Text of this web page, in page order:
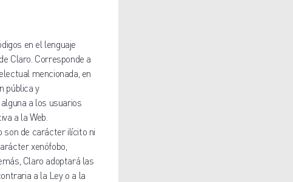
en el lenguaje
Claro. Corresponde a
mencionada, en
pública y
a los usuarios
a la Web.
son de carácter ilícito ni
xenófobo,
Claro adoptará las
a la Ley o a la